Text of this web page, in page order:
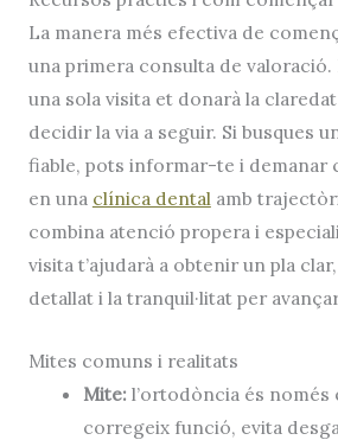
La manera més efectiva de
una primera consulta de valoració.
una sola visita et donarà la
decidir la via a seguir. Si busques
fiable, pots informar-te i demanar
en una clínica dental amb
combina atenció propera i
visita t’ajudarà a obtenir un pla
detallat i la tranquil·litat per
Mites comuns i realitats
Mite: l’ortodòncia és només
corregeix funció, evita